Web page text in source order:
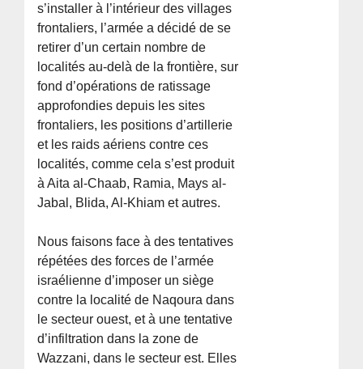
s’installer à l’intérieur des villages
frontaliers, l’armée a décidé de se
retirer d’un certain nombre de
localités au-delà de la frontière, sur
fond d’opérations de ratissage
approfondies depuis les sites
frontaliers, les positions d’artillerie
et les raids aériens contre ces
localités, comme cela s’est produit
à Aita al-Chaab, Ramia, Mays al-
Jabal, Blida, Al-Khiam et autres.
Nous faisons face à des tentatives
répétées des forces de l’armée
israélienne d’imposer un siège
contre la localité de Naqoura dans
le secteur ouest, et à une tentative
d’infiltration dans la zone de
Wazzani, dans le secteur est. Elles